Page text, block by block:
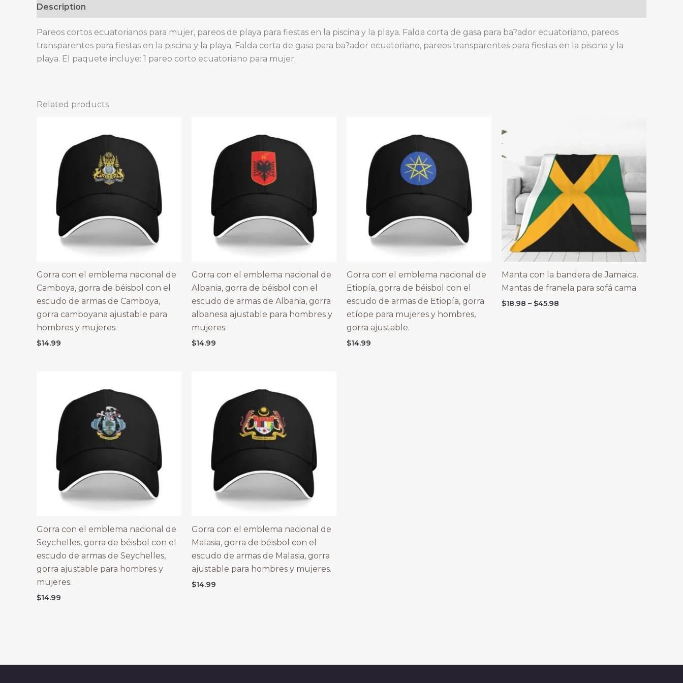
de
Description
Pareos cortos ecuatorianos para mujer, pareos de playa para fiestas en la piscina y la playa. Falda corta de gasa para ba?ador ecuatoriano, pareos
transparentes para fiestas en la piscina y la playa. Falda corta de gasa para ba?ador ecuatoriano, pareos transparentes para fiestas en la piscina y la
playa. El paquete incluye: 1 pareo corto ecuatoriano para mujer.
Related products
Gorra con el emblema nacional de
Camboya, gorra de béisbol con el
escudo de armas de Camboya,
gorra camboyana ajustable para
hombres y mujeres.
$14.99
Gorra con el emblema nacional de
Albania, gorra de béisbol con el
escudo de armas de Albania, gorra
albanesa ajustable para hombres y
mujeres.
$14.99
Gorra con el emblema nacional de
Etiopía, gorra de béisbol con el
escudo de armas de Etiopía, gorra
etíope para mujeres y hombres,
gorra ajustable.
$14.99
Manta con la bandera de Jamaica.
Mantas de franela para sofá cama.
$18.98 – $45.98
Gorra con el emblema nacional de
Seychelles, gorra de béisbol con el
escudo de armas de Seychelles,
gorra ajustable para hombres y
mujeres.
$14.99
Gorra con el emblema nacional de
Malasia, gorra de béisbol con el
escudo de armas de Malasia, gorra
ajustable para hombres y mujeres.
$14.99